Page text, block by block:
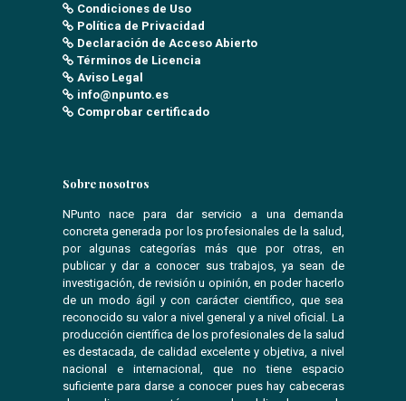
Condiciones de Uso
Política de Privacidad
Declaración de Acceso Abierto
Términos de Licencia
Aviso Legal
info@npunto.es
Comprobar certificado
Sobre nosotros
NPunto nace para dar servicio a una demanda
concreta generada por los profesionales de la salud,
por algunas categorías más que por otras, en
publicar y dar a conocer sus trabajos, ya sean de
investigación, de revisión u opinión, en poder hacerlo
de un modo ágil y con carácter científico, que sea
reconocido su valor a nivel general y a nivel oficial. La
producción científica de los profesionales de la salud
es destacada, de calidad excelente y objetiva, a nivel
nacional e internacional, que no tiene espacio
suficiente para darse a conocer pues hay cabeceras